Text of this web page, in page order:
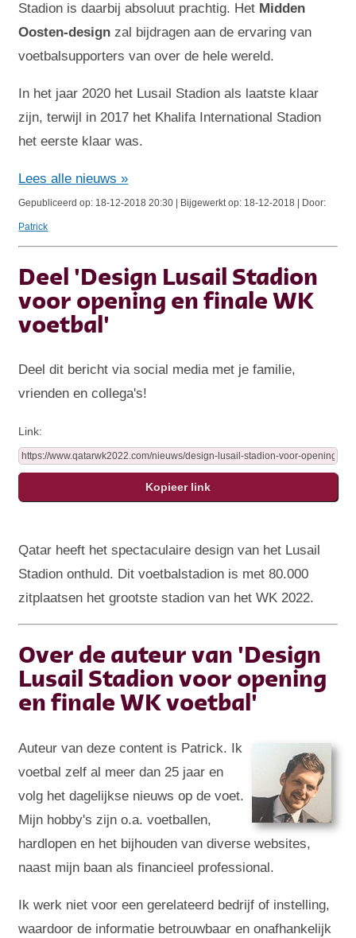
Stadion is daarbij absoluut prachtig. Het Midden
Oosten-design zal bijdragen aan de ervaring van
voetbalsupporters van over de hele wereld.
In het jaar 2020 het Lusail Stadion als laatste klaar
zijn, terwijl in 2017 het Khalifa International Stadion
het eerste klaar was.
Lees alle nieuws »
Gepubliceerd op: 18-12-2018 20:30 | Bijgewerkt op: 18-12-2018 | Door:
Patrick
Deel 'Design Lusail Stadion
voor opening en finale WK
voetbal'
Deel dit bericht via social media met je familie,
vrienden en collega's!
Link:
Qatar heeft het spectaculaire design van het Lusail
Stadion onthuld. Dit voetbalstadion is met 80.000
zitplaatsen het grootste stadion van het WK 2022.
Over de auteur van 'Design
Lusail Stadion voor opening
en finale WK voetbal'
Auteur van deze content is Patrick. Ik
voetbal zelf al meer dan 25 jaar en
volg het dagelijkse nieuws op de voet.
Mijn hobby's zijn o.a. voetballen,
hardlopen en het bijhouden van diverse websites,
naast mijn baan als financieel professional.
Ik werk niet voor een gerelateerd bedrijf of instelling,
waardoor de informatie betrouwbaar en onafhankelijk